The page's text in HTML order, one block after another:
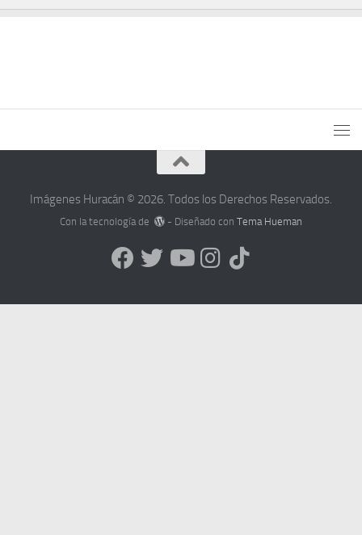
Imágenes Huracán © 2026. Todos los Derechos Reservados.
Con la tecnología de - Diseñado conTema Hueman